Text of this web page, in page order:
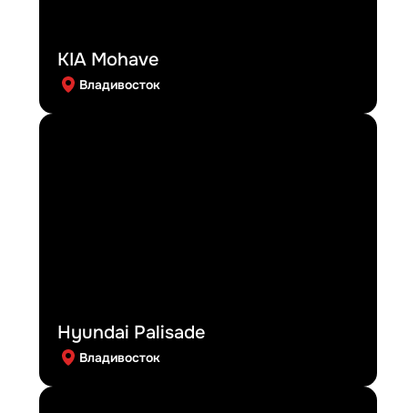
KIA Mohave
Владивосток
Hyundai Palisade
Владивосток